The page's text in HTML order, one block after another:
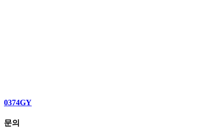
0374GY
문의